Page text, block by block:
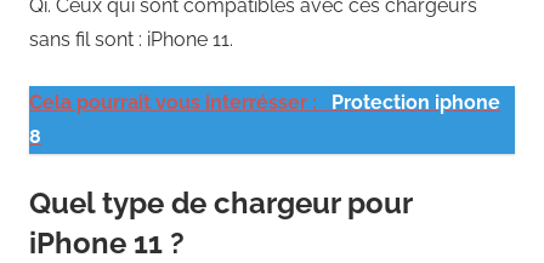
Qi. Ceux qui sont compatibles avec ces chargeurs
sans fil sont : iPhone 11.
Cela pourrait vous interrésser :
Protection iphone
8
Quel type de chargeur pour
iPhone 11 ?